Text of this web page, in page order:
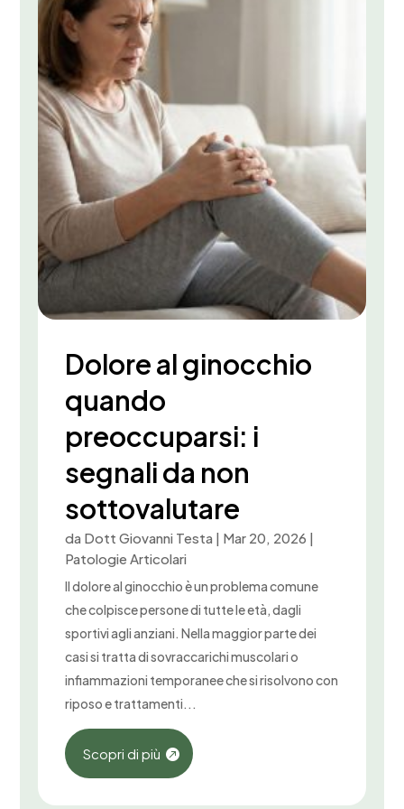
Dolore al ginocchio
quando
preoccuparsi: i
segnali da non
sottovalutare
da Dott Giovanni Testa | Mar 20, 2026 |
Patologie Articolari
Il dolore al ginocchio è un problema comune
che colpisce persone di tutte le età, dagli
sportivi agli anziani. Nella maggior parte dei
casi si tratta di sovraccarichi muscolari o
infiammazioni temporanee che si risolvono con
riposo e trattamenti...
Scopri di più